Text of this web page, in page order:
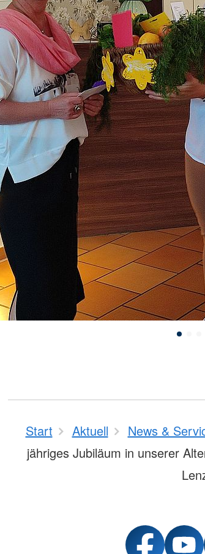
Start Aktuell News &
jähriges Jubiläum in unserer